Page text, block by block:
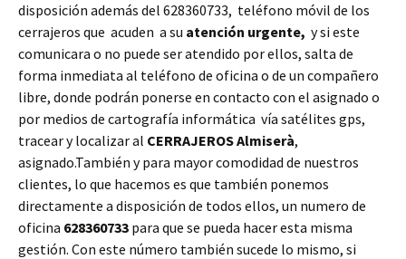
disposición además del 628360733, teléfono móvil de los
cerrajeros que acuden a su atención urgente, y si este
comunicara o no puede ser atendido por ellos, salta de
forma inmediata al teléfono de oficina o de un compañero
libre, donde podrán ponerse en contacto con el asignado o
por medios de cartografía informática vía satélites gps,
tracear y localizar al CERRAJEROS Almiserà,
asignado.También y para mayor comodidad de nuestros
clientes, lo que hacemos es que también ponemos
directamente a disposición de todos ellos, un numero de
oficina 628360733 para que se pueda hacer esta misma
gestión. Con este número también sucede lo mismo, si